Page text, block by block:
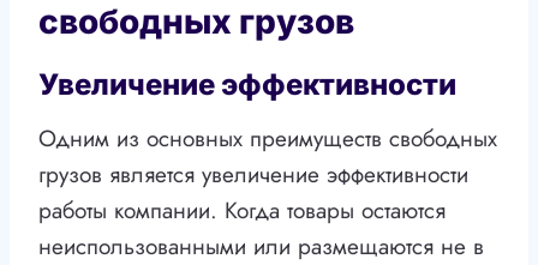
свободных грузов
Увеличение эффективности
Одним из основных преимуществ свободных
грузов является увеличение эффективности
работы компании. Когда товары остаются
неиспользованными или размещаются не в